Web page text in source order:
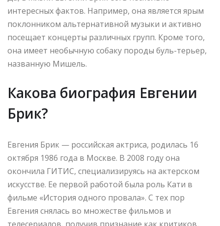
интересных фактов. Например, она является ярым
поклонником альтернативной музыки и активно
посещает концерты различных групп. Кроме того,
она имеет необычную собаку породы буль-терьер,
названную Мишель.
Какова биография Евгении
Брик?
Евгения Брик — российская актриса, родилась 16
октября 1986 года в Москве. В 2008 году она
окончила ГИТИС, специализируясь на актерском
искусстве. Ее первой работой была роль Кати в
фильме «История одного провала». С тех пор
Евгения снялась во множестве фильмов и